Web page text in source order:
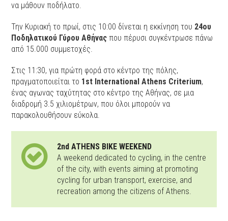
να μάθουν ποδήλατο.
Την Κυριακή το πρωί, στις 10:00 δίνεται η εκκίνηση του 24ου
Ποδηλατικού Γύρου Αθήνας που πέρυσι συγκέντρωσε πάνω
από 15.000 συμμετοχές.
Στις 11:30, για πρώτη φορά στο κέντρο της πόλης,
πραγματοποιείται το 1st International Athens Criterium,
ένας αγωνας ταχύτητας στο κέντρο της Αθήνας, σε μια
διαδρομή 3.5 χιλιομέτρων, που όλοι μπορούν να
παρακολουθήσουν εύκολα.
2nd ATHENS BIKE WEEKEND
A weekend dedicated to cycling, in the centre
of the city, with events aiming at promoting
cycling for urban transport, exercise, and
recreation among the citizens of Athens.